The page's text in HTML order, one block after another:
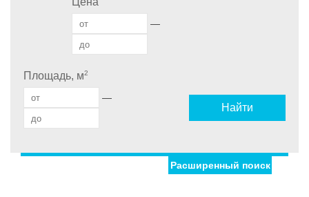
—
Площадь, м2
—
Найти
Дом
Ипотека
Расширенный поиск